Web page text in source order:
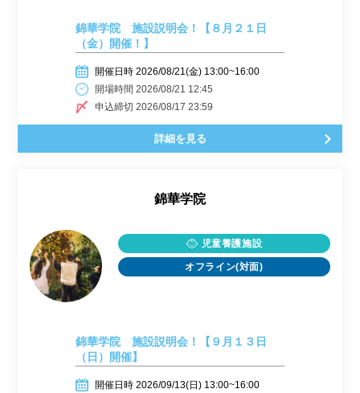
錦華学院 施設説明会！【８月２１日
（金）開催！】
開催日時 2026/08/21(金) 13:00~16:00
開場時間 2026/08/21 12:45
申込締切 2026/08/17 23:59
詳細を見る
錦華学院
児童養護施設
オフライン(対面)
錦華学院 施設説明会！【９月１３日
（日）開催】
開催日時 2026/09/13(日) 13:00~16:00